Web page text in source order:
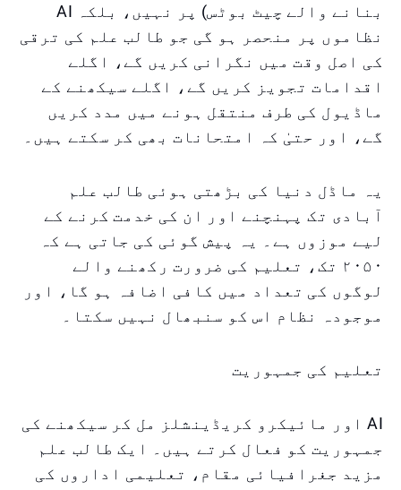
بنانے والے چیٹ بوٹس) پر نہیں، بلکہ AI
نظاموں پر منحصر ہو گی جو طالب علم کی ترقی
کی اصل وقت میں نگرانی کریں گے، اگلے
اقدامات تجویز کریں گے، اگلے سیکھنے کے
ماڈیول کی طرف منتقل ہونے میں مدد کریں
گے، اور حتیٰ کہ امتحانات بھی کر سکتے ہیں۔
یہ ماڈل دنیا کی بڑھتی ہوئی طالب علم
آبادی تک پہنچنے اور ان کی خدمت کرنے کے
لیے موزوں ہے۔ یہ پیش گوئی کی جاتی ہے کہ
۲۰۵۰ تک، تعلیم کی ضرورت رکھنے والے
لوگوں کی تعداد میں کافی اضافہ ہو گا، اور
موجودہ نظام اس کو سنبھال نہیں سکتا۔
تعلیم کی جمہوریت
AI اور مائیکرو کریڈینشلز مل کر سیکھنے کی
جمہوریت کو فعال کرتے ہیں۔ ایک طالب علم
مزید جغرافیائی مقام، تعلیمی اداروں کی